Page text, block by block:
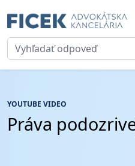
YOUTUBE VIDEO
Práva